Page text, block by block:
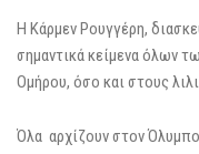
Η Κάρμεν Ρουγγέρη,
σημαντικά κείμενα όλων
Ομήρου, όσο και στους
Όλα αρχίζουν στον